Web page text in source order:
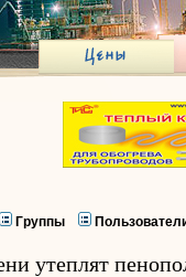
Группы
утеплят